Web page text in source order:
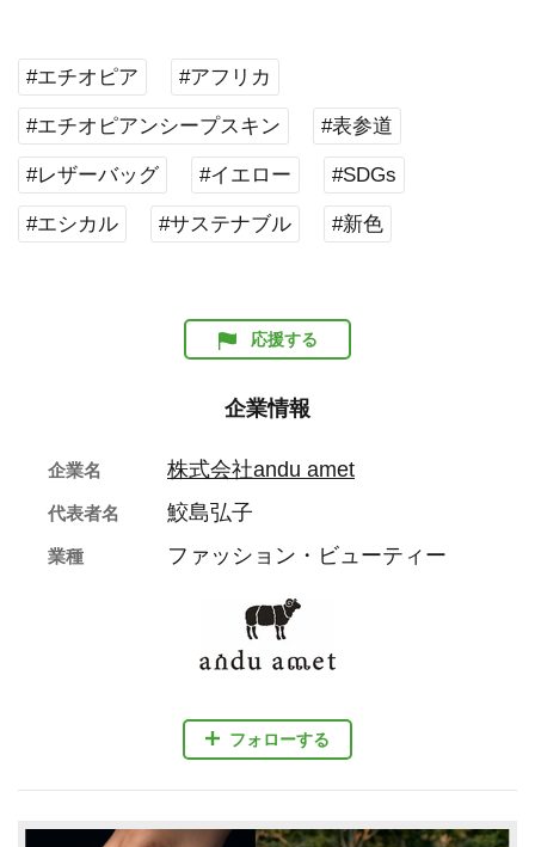
#エチオピア #アフリカ
#エチオピアンシープスキン #表参道
#レザーバッグ #イエロー #SDGs
#エシカル #サステナブル #新色
応援する
企業情報
フォローする
企業名 株式会社andu amet
代表者名 鮫島弘子
業種 ファッション・ビューティー